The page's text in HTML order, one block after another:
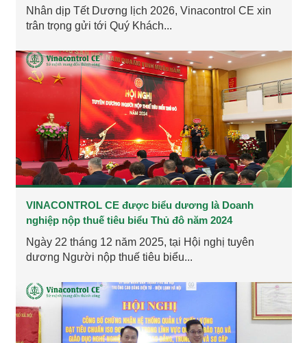
Nhân dịp Tết Dương lịch 2026, Vinacontrol CE xin
trân trọng gửi tới Quý Khách...
VINACONTROL CE được biểu dương là Doanh
nghiệp nộp thuế tiêu biểu Thủ đô năm 2024
Ngày 22 tháng 12 năm 2025, tại Hội nghị tuyên
dương Người nộp thuế tiêu biểu...